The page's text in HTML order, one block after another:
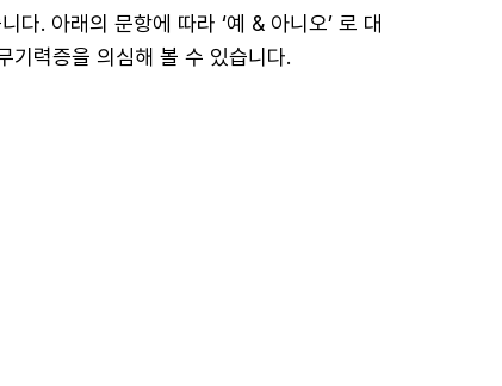
다. 아래의 문항에 따라 ‘예 & 아니오’ 로 대
기력증을 의심해 볼 수 있습니다.